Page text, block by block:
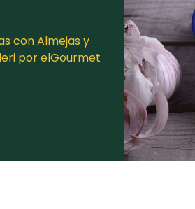
con Almejas y
por elGourmet